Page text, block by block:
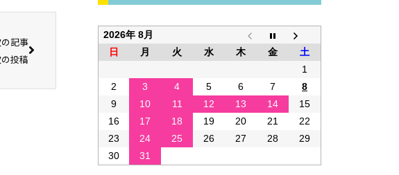
記事
投稿
2026年 8月
日
月 火 水 木 金
土
1
2
3 4 5 6 7
8
9
10 11 12 13 14
15
16
17 18 19 20 21
22
23
24 25 26 27 28
29
30
31